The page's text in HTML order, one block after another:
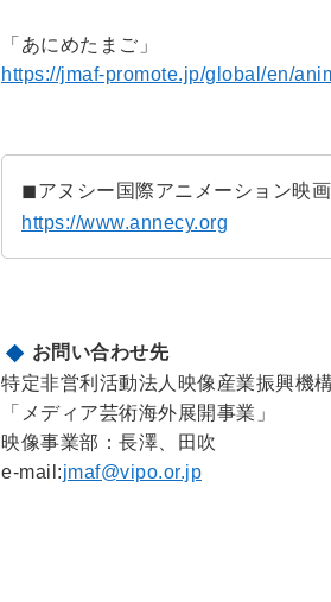
「あにめたまご」
https://jmaf-promote.jp/global/en/
◼︎アヌシー国際アニメーション映
https://www.annecy.org
お問い合わせ先
特定非営利活動法人映像産業振興機
「メディア芸術海外展開事業」
映像事業部：長澤、田吹
e-mail:jmaf@vipo.or.jp